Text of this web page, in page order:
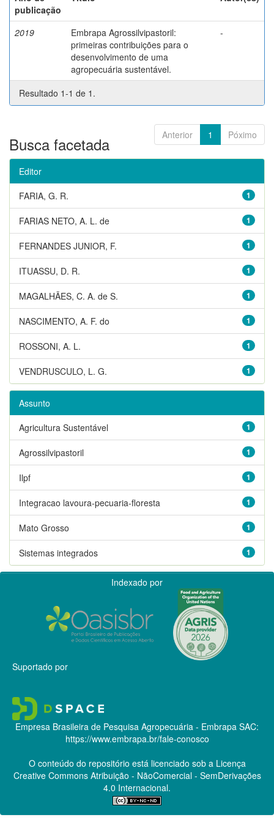
publicação
2019
Embrapa Agrossilvipastoril:
primeiras contribuições para o
desenvolvimento de uma
agropecuária sustentável.
-
Resultado 1-1 de 1.
Anterior 1 Póximo
Busca facetada
Editor
1
FARIA, G. R.
1
FARIAS NETO, A. L. de
1
FERNANDES JUNIOR, F.
1
ITUASSU, D. R.
1
MAGALHÃES, C. A. de S.
1
NASCIMENTO, A. F. do
1
ROSSONI, A. L.
1
VENDRUSCULO, L. G.
Assunto
1
Agricultura Sustentável
1
Agrossilvipastoril
1
Ilpf
1
Integracao lavoura-pecuaria-floresta
1
Mato Grosso
1
Sistemas integrados
Indexado por
Suportado por
Empresa Brasileira de Pesquisa Agropecuária - Embrapa SAC:
https://www.embrapa.br/fale-conosco
O conteúdo do repositório está licenciado sob a Licença
Creative CommonsAtribuição - NãoComercial - SemDerivações
4.0 Internacional.